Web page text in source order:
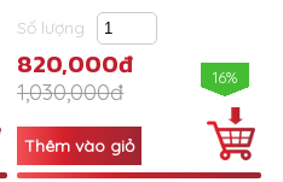
Số lượng
820,000đ
1,030,000đ
16%